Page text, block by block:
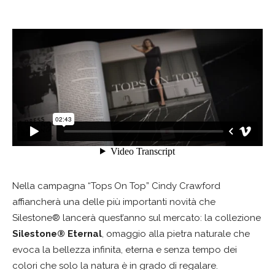
Nella campagna “Tops On Top” Cindy Crawford
affiancherà una delle più importanti novità che
Silestone® lancerà quest’anno sul mercato: la collezione
Silestone® Eternal, omaggio alla pietra naturale che
evoca la bellezza infinita, eterna e senza tempo dei
colori che solo la natura è in grado di regalare.